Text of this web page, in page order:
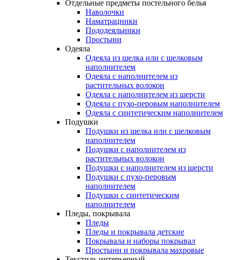
Отдельные предметы постельного белья
Наволочки
Наматрацники
Пододеяльники
Простыни
Одеяла
Одеяла из шелка или с шелковым
наполнителем
Одеяла с наполнителем из
растительных волокон
Одеяла с наполнителем из шерсти
Одеяла с пухо-перовым наполнителем
Одеяла с синтетическим наполнителем
Подушки
Подушки из шелка или с шелковым
наполнителем
Подушки с наполнителем из
растительных волокон
Подушки с наполнителем из шерсти
Подушки с пухо-перовым
наполнителем
Подушки с синтетическим
наполнителем
Пледы, покрывала
Пледы
Пледы и покрывала детские
Покрывала и наборы покрывал
Простыни и покрывала махровые